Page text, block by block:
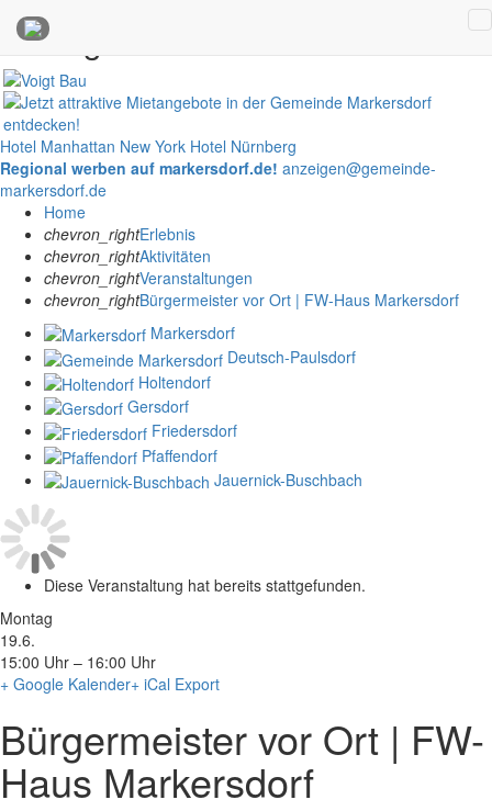
Anzeigen
Hotel Manhattan New York Hotel Nürnberg
Regional werben auf markersdorf.de! anzeigen@gemeinde-
markersdorf.de
Home
chevron_rightErlebnis
chevron_rightAktivitäten
chevron_rightVeranstaltungen
chevron_rightBürgermeister vor Ort | FW-Haus Markersdorf
Markersdorf
Deutsch-Paulsdorf
Holtendorf
Gersdorf
Friedersdorf
Pfaffendorf
Jauernick-Buschbach
Diese Veranstaltung hat bereits stattgefunden.
Montag
19.6.
15:00 Uhr – 16:00 Uhr
+ Google Kalender+ iCal Export
Bürgermeister vor Ort | FW-
Haus Markersdorf